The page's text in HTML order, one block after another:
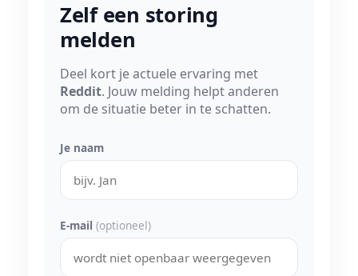
Zelf een storing
melden
Deel kort je actuele ervaring met
Reddit. Jouw melding helpt anderen
om de situatie beter in te schatten.
Je naam
E-mail (optioneel)